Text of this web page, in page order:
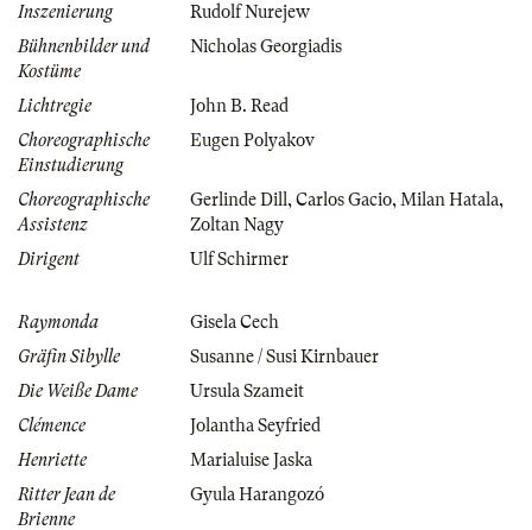
Inszenierung
Rudolf Nurejew
Bühnenbilder und
Kostüme
Nicholas Georgiadis
Lichtregie
John B. Read
Choreographische
Einstudierung
Eugen Polyakov
Choreographische
Assistenz
Gerlinde Dill , Carlos Gacio, Milan Hatala,
Zoltan Nagy
Dirigent
Ulf Schirmer
Raymonda
Gisela Cech
Gräfin Sibylle
Susanne / Susi Kirnbauer
Die Weiße Dame
Ursula Szameit
Clémence
Jolantha Seyfried
Henriette
Marialuise Jaska
Ritter Jean de
Brienne
Gyula Harangozó